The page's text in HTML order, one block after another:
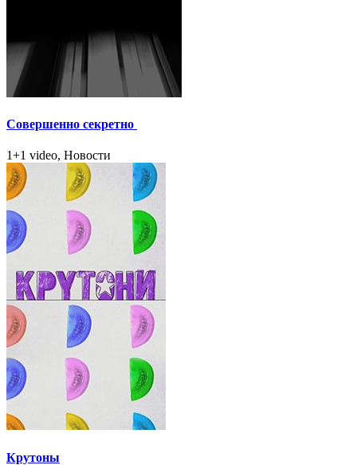
Совершенно секретно
1+1 video, Новости
Крутоны